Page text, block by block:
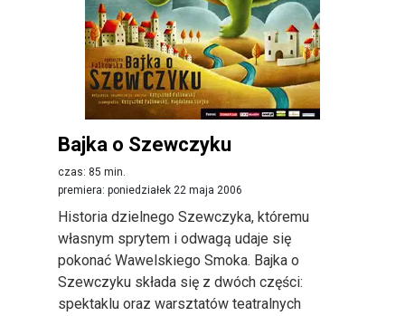
Bajka o Szewczyku
czas: 85 min.
premiera: poniedziałek 22 maja 2006
Historia dzielnego Szewczyka, któremu
własnym sprytem i odwagą udaje się
pokonać Wawelskiego Smoka. Bajka o
Szewczyku składa się z dwóch części:
spektaklu oraz warsztatów teatralnych